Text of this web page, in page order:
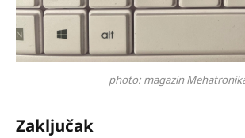
photo: magazin
Zaključak